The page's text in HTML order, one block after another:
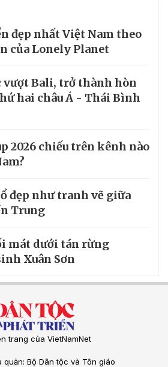
đẹp nhất Việt Nam theo
của Lonely Planet
vượt Bali, trở thành hòn
hai châu Á - Thái Bình
2026 chiếu trên kênh nào
đẹp như tranh vẽ giữa
Trung
mát dưới tán rừng
Xuân Sơn
trang của VietNamNet
quản: Bộ Dân tộc và Tôn giáo